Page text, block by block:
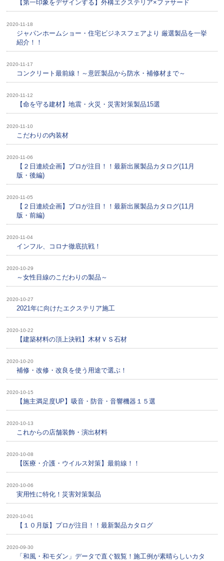
【第一印象をデザインする】外構エクステリア×ファサード
2020-11-18
ジャパンホームショー・住宅ビジネスフェアより 厳選製品を一挙
紹介！！
2020-11-17
コンクリート最前線！～意匠製品から防水・補修材まで～
2020-11-12
【命を守る建材】地震・火災・災害対策製品15選
2020-11-10
こだわりの内装材
2020-11-06
【２日連続企画】プロが注目！！最新出展製品カタログ(11月
版・後編)
2020-11-05
【２日連続企画】プロが注目！！最新出展製品カタログ(11月
版・前編)
2020-11-04
インフル、コロナ徹底抗戦！
2020-10-29
～女性目線のこだわりの製品～
2020-10-27
2021年に向けたエクステリア施工
2020-10-22
【建築材料の頂上決戦】木材ＶＳ石材
2020-10-20
補修・改修・改良を使う用途で選ぶ！
2020-10-15
【施主満足度UP】吸音・防音・音響機器１５選
2020-10-13
これからの店舗装飾・演出材料
2020-10-08
【医療・介護・ウイルス対策】最前線！！
2020-10-06
実用性に特化！災害対策製品
2020-10-01
【１０月版】プロが注目！！最新製品カタログ
2020-09-30
「和風・和モダン」データで直ぐ観覧！施工例が素晴らしいカタ